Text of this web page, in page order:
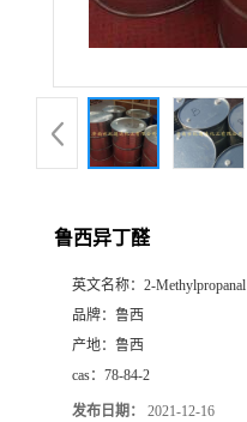
鲁西异丁醛
英文名称： 2-Methylpropanal
品牌： 鲁西
产地： 鲁西
cas： 78-84-2
发布日期： 2021-12-16